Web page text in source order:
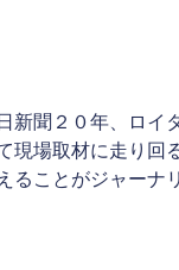
聞２０年、ロイ
現場取材に走り回
ることがジャーナ